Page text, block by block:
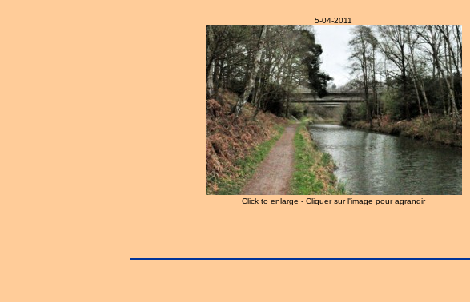
5-04-2011
Click to enlarge - Cliquer sur l'image pour agrandir